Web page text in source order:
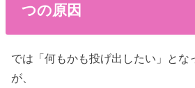
つの原因
では「何もかも投げ出したい」とな
が、